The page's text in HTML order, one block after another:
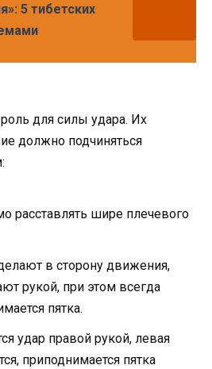
5 тибетских
для силы удара. Их
должно подчиняться
расставлять шире плечевого
в сторону движения,
рукой, при этом всегда
пятка.
удар правой рукой, левая
приподнимается пятка